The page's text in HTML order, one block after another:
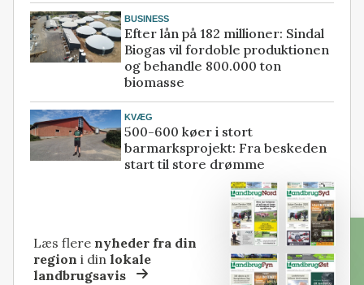
BUSINESS
Efter lån på 182 millioner: Sindal
Biogas vil fordoble produktionen
og behandle 800.000 ton
biomasse
KVÆG
500-600 køer i stort
barmarksprojekt: Fra beskeden
start til store drømme
Læs flere nyheder fra din
region i dinlokale
landbrugsavis